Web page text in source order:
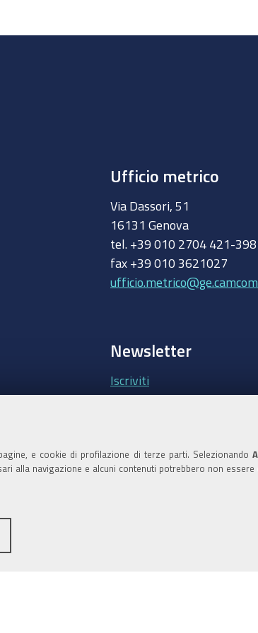
e cookie di profilazione di terze parti. Selezionando
alla navigazione e alcuni contenuti potrebbero non
Ufficio metrico
Via Dassori, 51
16131 Genova
tel. +39 010 2704 421-398
fax +39 010 3621027
Newsletter
Iscriviti
Accedi